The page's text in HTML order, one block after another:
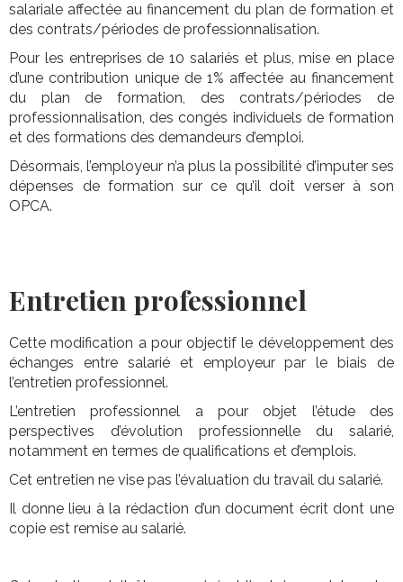
salariale affectée au financement du plan de formation et
des contrats/périodes de professionnalisation.
Pour les entreprises de 10 salariés et plus, mise en place
d’une contribution unique de 1% affectée au financement
du plan de formation, des contrats/périodes de
professionnalisation, des congés individuels de formation
et des formations des demandeurs d’emploi.
Désormais, l’employeur n’a plus la possibilité d’imputer ses
dépenses de formation sur ce qu’il doit verser à son
OPCA.
Entretien professionnel
Cette modification a pour objectif le développement des
échanges entre salarié et employeur par le biais de
l’entretien professionnel.
L’entretien professionnel a pour objet l’étude des
perspectives d’évolution professionnelle du salarié,
notamment en termes de qualifications et d’emplois.
Cet entretien ne vise pas l’évaluation du travail du salarié.
Il donne lieu à la rédaction d’un document écrit dont une
copie est remise au salarié.